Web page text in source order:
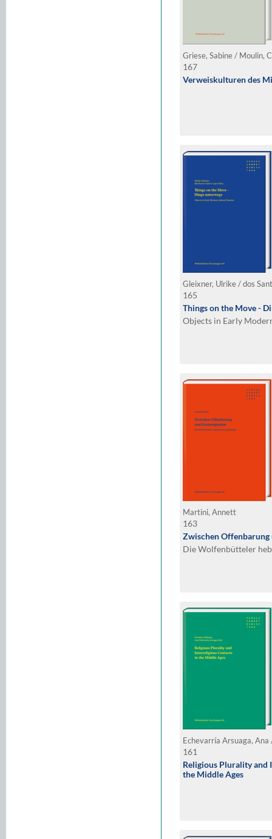
Griese, Sabine / Moulin,
167
Verweiskulturen des
Gleixner, Ulrike / dos
165
Things on the Move -
Objects in Early
Martini, Annett
163
Zwischen
Die Wolfenbütteler
161
Religious Plurality and
the Middle Ages